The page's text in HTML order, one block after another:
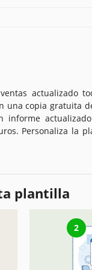
actualizado
una copia gratuita
informe
Personaliza la
plantilla
2